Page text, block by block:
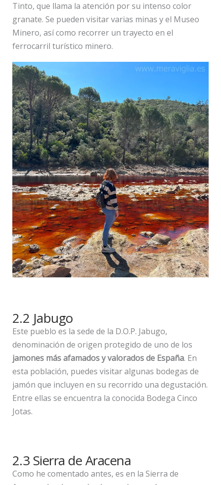
Tinto, que llama la atención por su intenso color
granate. Se pueden visitar varias minas y el Museo
Minero, así como recorrer un trayecto en el
ferrocarril turístico minero.
2.2 Jabugo
Este pueblo es la sede de la D.O.P. Jabugo,
denominación de origen protegido de uno de los
jamones más afamados y valorados de España. En
esta población, puedes visitar algunas bodegas de
jamón que incluyen en su recorrido una degustación.
Entre ellas se encuentra la conocida Bodega Cinco
Jotas.
2.3 Sierra de Aracena
Como he comentado antes, es en la Sierra de